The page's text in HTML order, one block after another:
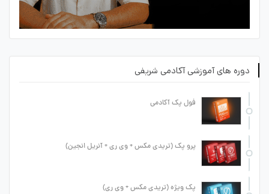
دوره های آموزشی آکادمی شریفی
فول پک آکادمی
پرو پک (تریدی مکس + وی ری + آنریل انجین)
پک ویژه (تریدی مکس + وی ری)